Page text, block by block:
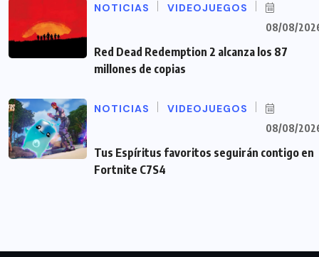
NOTICIAS VIDEOJUEGOS
08/08/
Red Dead Redemption 2 alcanza los 87
millones de copias
NOTICIAS VIDEOJUEGOS
08/08/
Tus Espíritus favoritos seguirán contigo en
Fortnite C7S4